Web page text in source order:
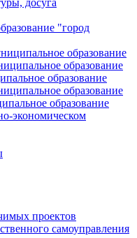
"город
образование
образование
образование
образование
образование
экономическом
проектов
самоуправления